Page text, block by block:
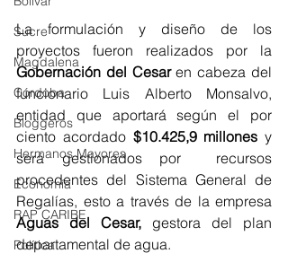
Sucre
Magdalena
Córdoba
Bloggeros
Hermanos Mayores
Economía
RAP CARIBE
Política
La formulación y diseño de los
Gobernación del Cesar en cabeza del
funcionario Luis Alberto Monsalvo,
entidad que aportará según el por
ciento acordado $10.425,9 millones y
será gestionados por  recursos
procedentes del Sistema General de
Aguas del Cesar, gestora del plan
departamental de agua.